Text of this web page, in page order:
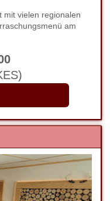
mit vielen regionalen
am
)
Next